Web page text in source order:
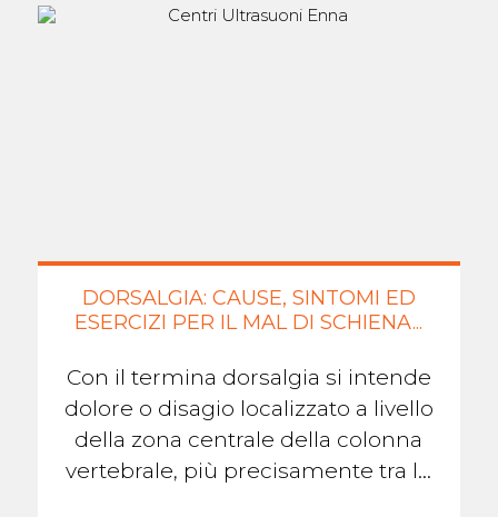
DORSALGIA: CAUSE, SINTOMI ED
ESERCIZI PER IL MAL DI SCHIENA...
Con il termina dorsalgia si intende
dolore o disagio localizzato a livello
della zona centrale della colonna
vertebrale, più precisamente tra le